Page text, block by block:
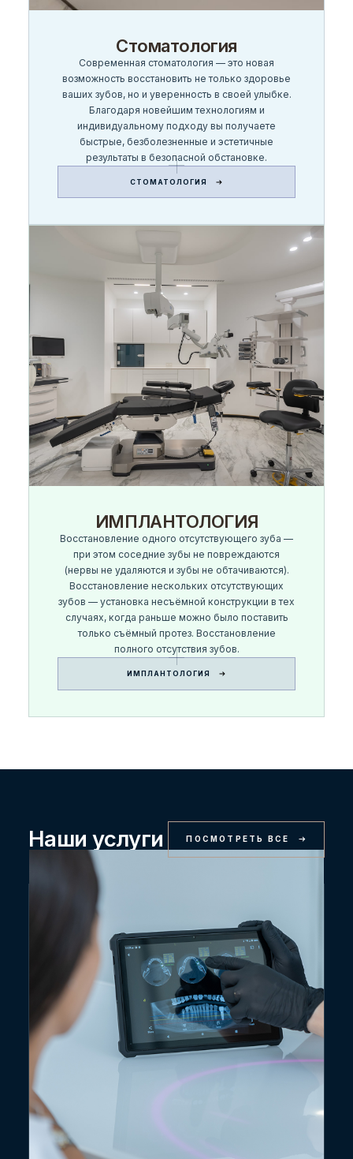
Стоматология
Современная стоматология — это новая
возможность восстановить не только здоровье
ваших зубов, но и уверенность в своей улыбке.
Благодаря новейшим технологиям и
индивидуальному подходу вы получаете
быстрые, безболезненные и эстетичные
результаты в безопасной обстановке.
СТОМАТОЛОГИЯ
ИМПЛАНТОЛОГИЯ
Восстановление одного отсутствующего зуба —
при этом соседние зубы не повреждаются
(нервы не удаляются и зубы не обтачиваются).
Восстановление нескольких отсутствующих
зубов — установка несъёмной конструкции в тех
случаях, когда раньше можно было поставить
только съёмный протез. Восстановление
полного отсутствия зубов.
ИМПЛАНТОЛОГИЯ
Наши услуги ПОСМОТРЕТЬ ВСЕ